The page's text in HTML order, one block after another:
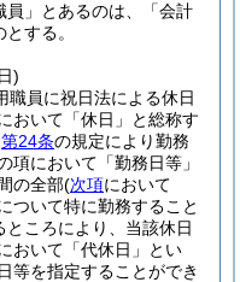
員」とあるのは、「会計
する。
)
職員に祝日法による休日
おいて「休日」と総称す
第24条の規定により勤務
項において「勤務日等」
の全部(次項において
ついて特に勤務すること
ころにより、当該休日
おいて「代休日」とい
等を指定することができ